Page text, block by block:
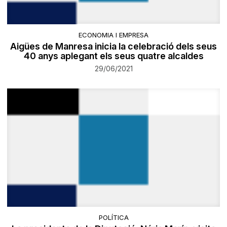
ECONOMIA I EMPRESA
Aigües de Manresa inicia la celebració dels seus
40 anys aplegant els seus quatre alcaldes
29/06/2021
POLÍTICA